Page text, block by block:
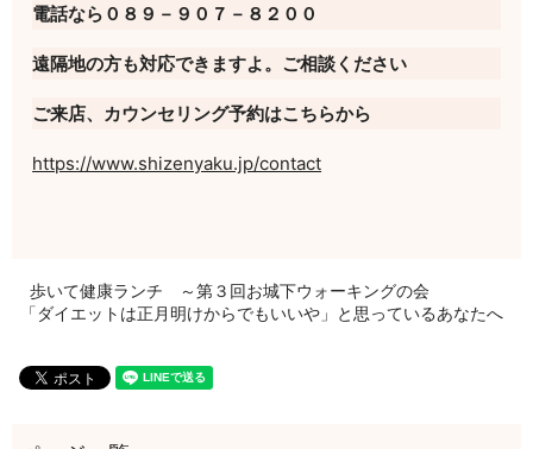
電話なら０８９－９０７－８２００
遠隔地の方も対応できますよ。ご相談ください
ご来店、カウンセリング予約はこちらから
https://www.shizenyaku.jp/contact
歩いて健康ランチ ～第３回お城下ウォーキングの会
「ダイエットは正月明けからでもいいや」と思っているあなたへ